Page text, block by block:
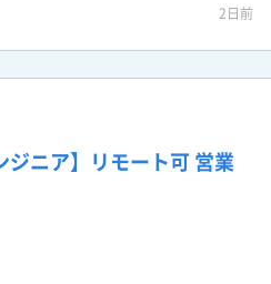
2日前
ニア】リモート可 営業